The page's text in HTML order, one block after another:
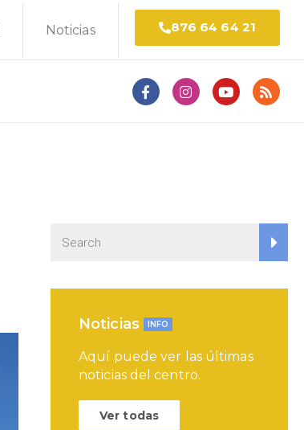
Noticias 876 64 64 21
Noticias INFO
Aquí puede ver las últimas
noticias del centro.
Ver todas